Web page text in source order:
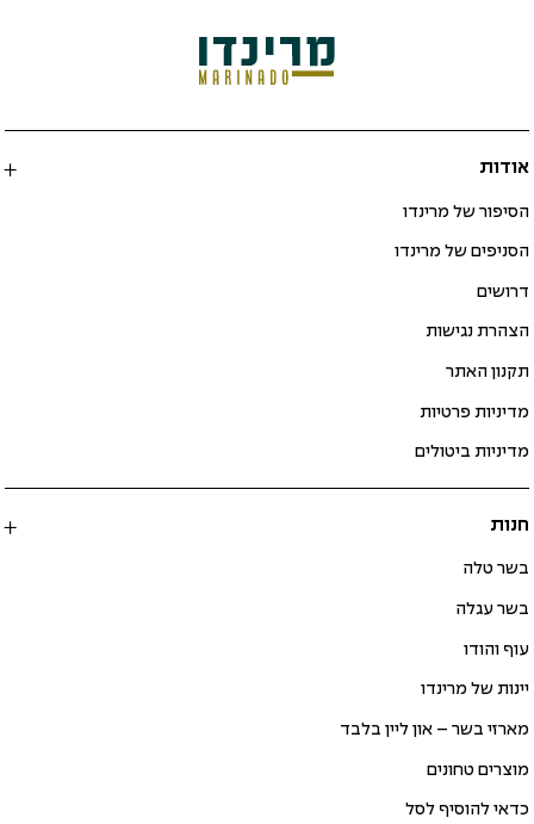
אודות
הסיפור של מרינדו
הסניפים של מרינדו
דרושים
הצהרת נגישות
תקנון האתר
מדיניות פרטיות
מדיניות ביטולים
חנות
בשר טלה
בשר עגלה
עוף והודו
יינות של מרינדו
מארזי בשר – און ליין בלבד
מוצרים טחונים
כדאי להוסיף לסל